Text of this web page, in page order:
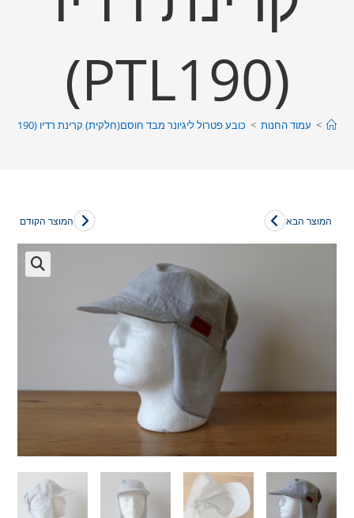
(PTL190)
> עמוד החנות > כובע פטרול ליגיונר מבד חוסם(חלקית) קרינת רדיו (PTL190)
המוצר הקודם המוצר הבא